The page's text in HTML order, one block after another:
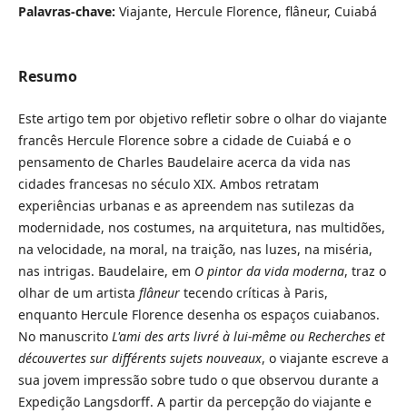
Palavras-chave: Viajante, Hercule Florence, flâneur, Cuiabá
Resumo
Este artigo tem por objetivo refletir sobre o olhar do viajante
francês Hercule Florence sobre a cidade de Cuiabá e o
pensamento de Charles Baudelaire acerca da vida nas
cidades francesas no século XIX. Ambos retratam
experiências urbanas e as apreendem nas sutilezas da
modernidade, nos costumes, na arquitetura, nas multidões,
na velocidade, na moral, na traição, nas luzes, na miséria,
nas intrigas. Baudelaire, em O pintor da vida moderna, traz o
olhar de um artista flâneurtecendo críticas à Paris,
enquanto Hercule Florence desenha os espaços cuiabanos.
No manuscrito L'ami des arts livré à lui-même ou Recherches et
découvertes sur différents sujets nouveaux, o viajante escreve a
sua jovem impressão sobre tudo o que observou durante a
Expedição Langsdorff. A partir da percepção do viajante e